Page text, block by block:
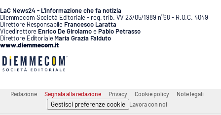
Eventi
Food
Storie
LAC
NETWORK
LaC News24 - L’informazione che fa notizia
Diemmecom Società Editoriale - reg. trib. VV 23/05/1989 n°68 - R.O.C. 4049
Direttore Responsabile Francesco Laratta
Vicedirettore Enrico De GirolamoePablo Petrasso
Direttore Editoriale Maria Grazia Falduto
www.diemmecom.it
Redazione Segnala alla redazione Privacy Cookie policy Note legali
Gestisci preferenze cookie Lavora con noi